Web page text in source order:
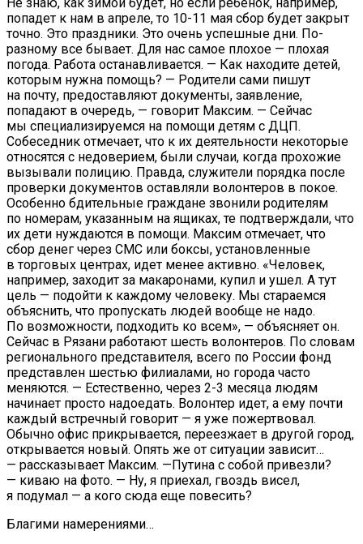
попадет к нам в апреле, то 10-11 мая сбор будет закрыт
точно. Это праздники. Это очень успешные дни. По-
разному все бывает. Для нас самое плохое — плохая
погода. Работа останавливается. — Как находите детей,
которым нужна помощь? — Родители сами пишут
на почту, предоставляют документы, заявление,
попадают в очередь, — говорит Максим. — Сейчас
мы специализируемся на помощи детям с ДЦП.
Собеседник отмечает, что к их деятельности некоторые
относятся с недоверием, были случаи, когда прохожие
вызывали полицию. Правда, служители порядка после
проверки документов оставляли волонтеров в покое.
Особенно бдительные граждане звонили родителям
по номерам, указанным на ящиках, те подтверждали, что
их дети нуждаются в помощи. Максим отмечает, что
сбор денег через СМС или боксы, установленные
в торговых центрах, идет менее активно. «Человек,
например, заходит за макаронами, купил и ушел. А тут
цель — подойти к каждому человеку. Мы стараемся
объяснить, что пропускать людей вообще не надо.
По возможности, подходить ко всем», — объясняет он.
Сейчас в Рязани работают шесть волонтеров. По словам
регионального представителя, всего по России фонд
представлен шестью филиалами, но города часто
меняются. — Естественно, через 2-3 месяца людям
начинает просто надоедать. Волонтер идет, а ему почти
каждый встречный говорит — я уже пожертвовал.
Обычно офис прикрывается, переезжает в другой город,
открывается новый. Опять же от ситуации зависит…
— рассказывает Максим. —Путина с собой привезли?
— киваю на фото. — Ну, я приехал, гвоздь висел,
я подумал — а кого сюда еще повесить?
Благими намерениями…